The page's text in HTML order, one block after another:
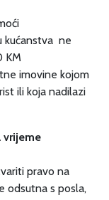
kućanstva ne
KM
imovine kojom
ili koja nadilazi
vrijeme
pravo na
odsutna s posla,